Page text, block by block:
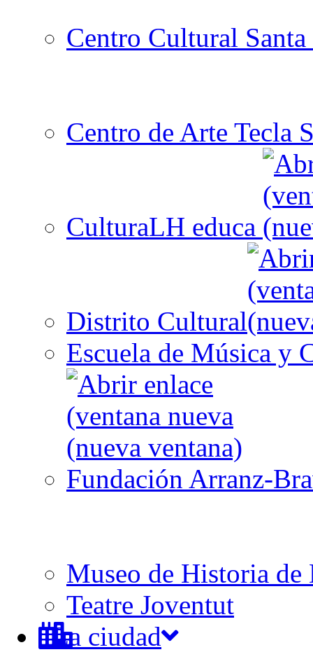
Centro Cultural
Centro de Arte Tecla
CulturaLH educa
Distrito Cultural
Escuela de Música y
Fundación Arranz-
Museo de Historia de
Teatre Joventut
La ciudad